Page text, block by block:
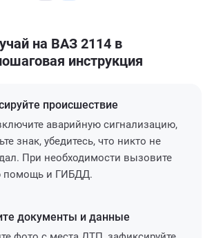
на ВАЗ 2114 в
инструкция
происшествие
аварийную сигнализацию,
знак, убедитесь, что никто не
При необходимости вызовите
помощь и ГИБДД.
документы и данные